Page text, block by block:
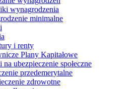
wynagrodzenia
minimalne
i renty
Plany Kapitałowe
na ubezpieczenie społeczne
przedemerytalne
zdrowotne